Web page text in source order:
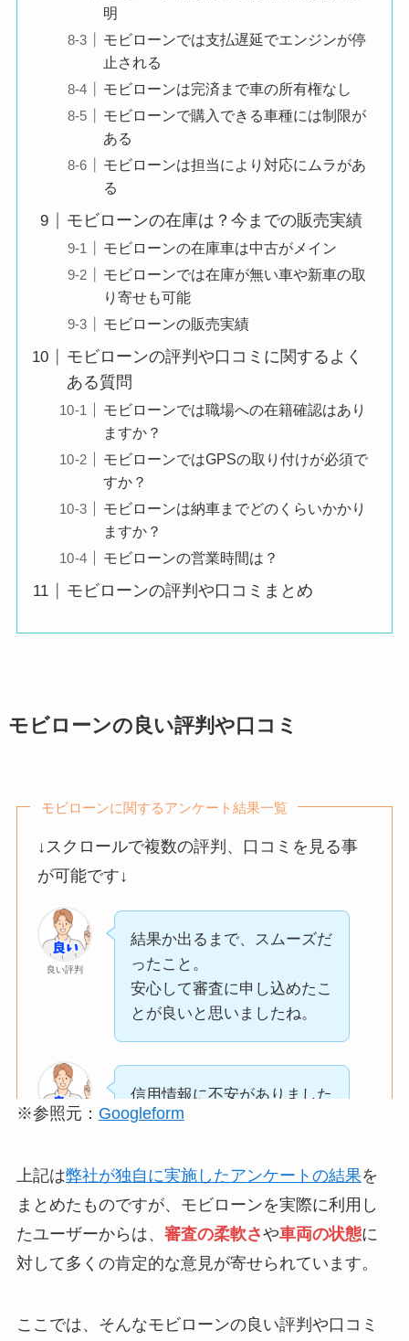
年式に近いものが見
現車の状態について
も細かく説明しても
らえたので
安心感がありまし
た。
やすく、
納得した上で購入を
決めることができま
した。
良い評判
り、
たこと、
いいとおもいました
在庫にあり、
て驚きました。
もし在庫がなかった
選択肢が多く安心で
きました。
良い評判
在庫の選択肢が多
く、
自分の希望条件に近
い車を
複数提案してもらえ
た点が良かったで
す。
もし希望の車が在庫
にない場合でも、
を柔軟に案内しても
らえたので、
妥協せずに検討でき
ました。
実際に見た車の状態
した。
明
モビローンでは支払遅延でエンジンが停
止される
モビローンは完済まで車の所有権なし
モビローンで購入できる車種には制限が
ある
モビローンは担当により対応にムラがあ
る
モビローンの在庫は？今までの販売実績
モビローンの在庫車は中古がメイン
モビローンでは在庫が無い車や新車の取
り寄せも可能
モビローンの販売実績
モビローンの評判や口コミに関するよく
ある質問
モビローンでは職場への在籍確認はあり
ますか？
モビローンではGPSの取り付けが必須で
すか？
モビローンは納車までどのくらいかかり
ますか？
モビローンの営業時間は？
モビローンの評判や口コミまとめ
モビローンの良い評判や口コミ
モビローンに関するアンケート結果一覧
↓スクロールで複数の評判、口コミを見る事
が可能です↓
良い評判
結果か出るまで、スムーズだ
ったこと。
安心して審査に申し込めたこ
とが良いと思いましたね。
良い評判
信用情報に不安がありました
が、
てくれ、
無理のない条件で審査を進め
てもらえました。
結果も早く、安心して申し込
めたのが良かったです。
※参照元： Googleform
上記は弊社が独自に実施したアンケートの結果を
まとめたものですが、モビローンを実際に利用し
たユーザーからは、 審査の柔軟さや車両の状態に
対して多くの肯定的な意見が寄せられています。
ここでは、そんなモビローンの良い評判や口コミ